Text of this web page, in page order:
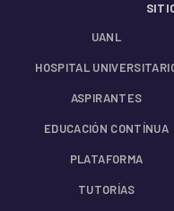
UANL
HOSPITAL
ASPIRANTES
EDUCACIÓN CONTÍNUA
PLATAFORMA
TUTORÍAS